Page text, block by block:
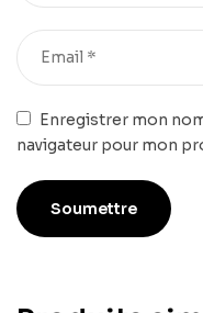
Enregistrer mon
navigateur pour mon